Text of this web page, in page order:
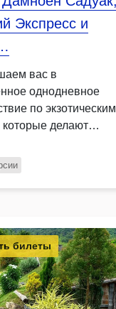
Экспресс и
вас в
однодневное
по экзотическим
которые делают
…
билеты